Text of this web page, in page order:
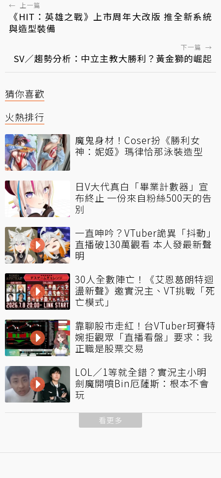
← 上一篇
《HIT：英雄之戰》上市周年大改版 推全新系統
與造型裝備
下一篇 →
SV／趨勢分析：中立主教大勝利？黃金獅的崛起
猜你喜歡
火熱排行
魔鬼身材！Coser扮《勝利女
神：妮姬》瑪律恰那泳裝造型
日V大代真白「畢業計數器」宣
布終止 一份來自粉絲500天的告
別
一直呻吟？VTuber詭異「抖動」
直播破130萬觀看 本人發最新聲
明
30人全數陣亡！《艾恩葛朗特迴
盪新聲》邀實況主、VT挑戰「死
亡模式」
靠聊股市走紅！台VTuber珂賽特
婉拒觀眾「直播看盤」要求：我
正職是股票交易
LOL／1等就全錯？實況主小明
劍魔開噴Bin厄薩斯：根本不會
玩
看更多